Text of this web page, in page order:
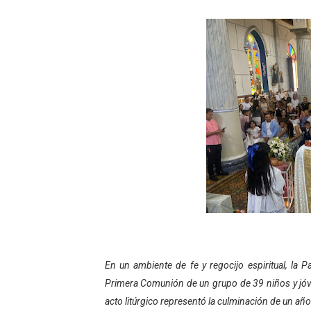
Niños merideños
Fundecem ofrece taller
Gobierno bolivariano
Niños merideños
Hospital universitario
Instituto Nacional de
Gobernación de Mérida
Fortalecen formación
Fortaleciendo la economía
En un ambiente de fe y regocijo espiritual, la
Primera Comunión de un grupo de 39 niños y
acto litúrgico representó la culminación de un